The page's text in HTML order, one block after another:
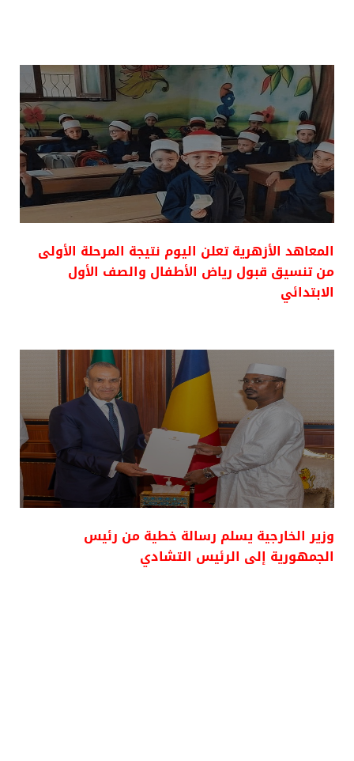
المعاهد الأزهرية تعلن اليوم نتيجة المرحلة الأولى
من تنسيق قبول رياض الأطفال والصف الأول
الابتدائي
وزير الخارجية يسلم رسالة خطية من رئيس
الجمهورية إلى الرئيس التشادي